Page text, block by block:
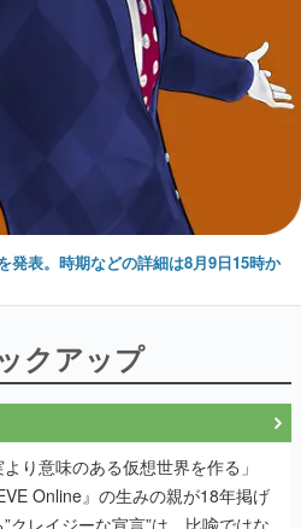
発表。時期などの詳細は8月9日15時か
クアップ
より意味のある仮想世界を作る」
Online』の生みの親が18年掲げ